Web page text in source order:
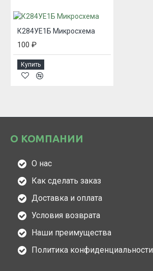
К284УЕ1Б Микросхема
100 ₽
Купить
О КОМПАНИИ
О нас
Как сделать заказ
Доставка и оплата
Условия возврата
Наши преимущества
Политика конфиденциальности